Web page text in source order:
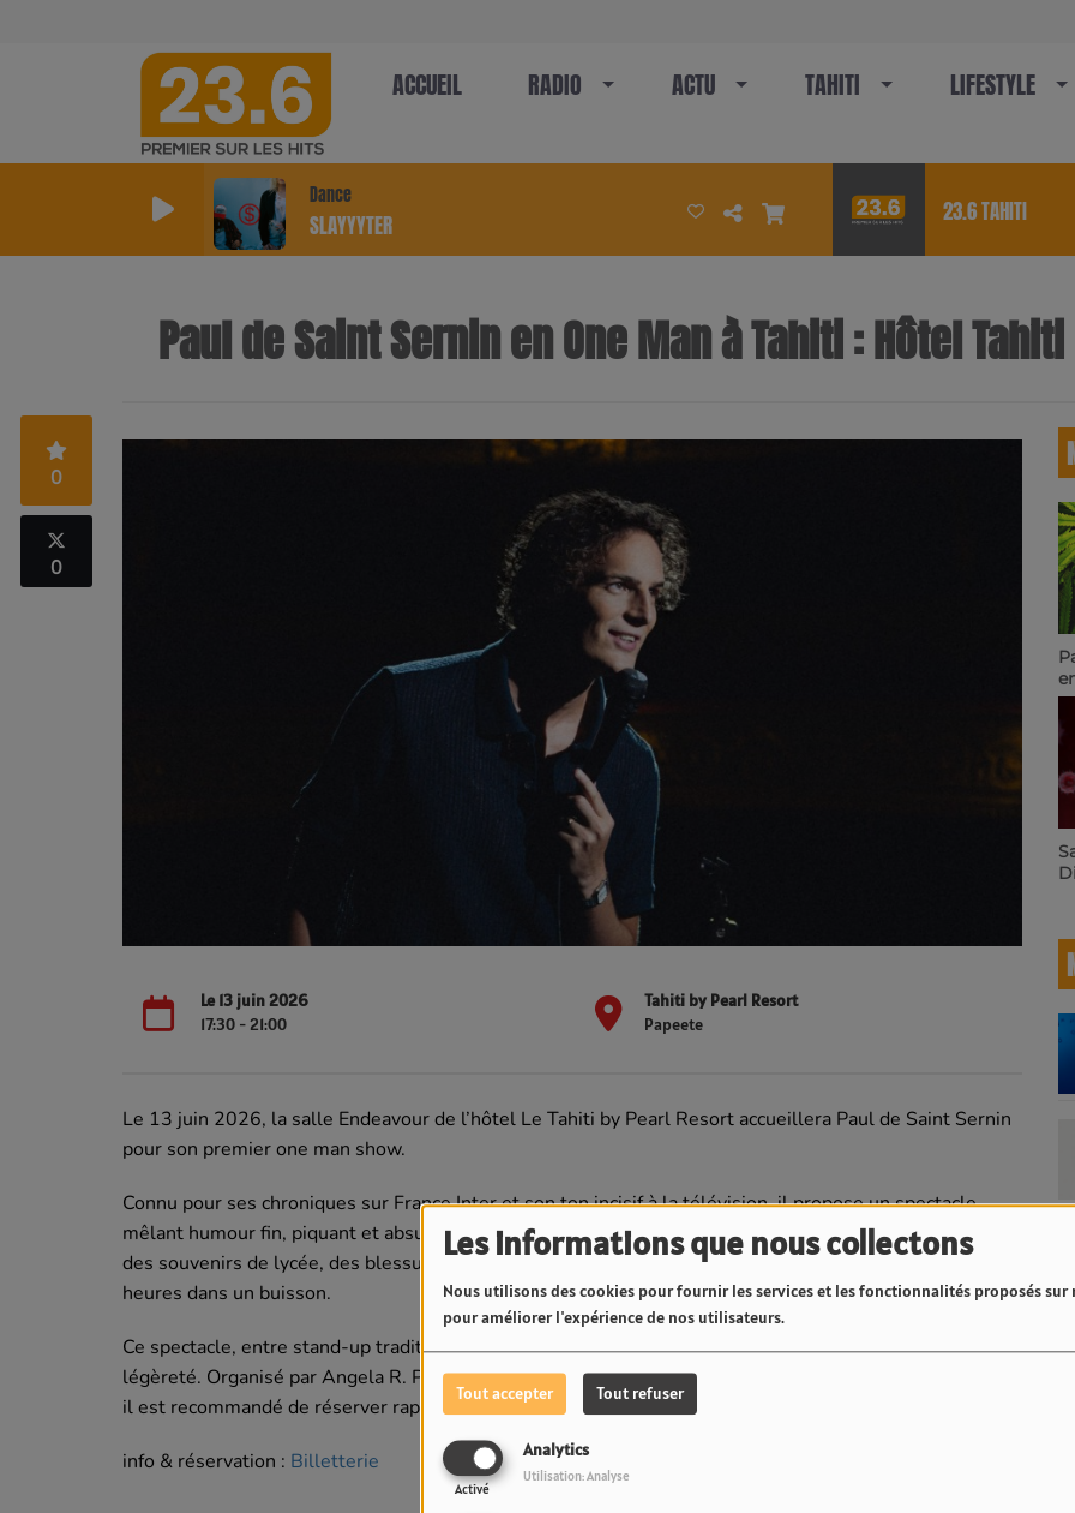
Les informations que nous collectons
Nous utilisons des cookies pour fournir les services et les fonctionnalités proposés sur
pour améliorer l'expérience de nos utilisateurs.
Tout accepter Tout refuser
Analytics
Activé
Utilisation: Analyse
ACCUEIL RADIO ACTU TAHITI LIFESTYLE
Dance
SLAYYYTER 23.6 TAHITI
Paul de Saint Sernin en One Man à Tahiti : Hôtel
0
0
Le 13 juin 2026
17:30 - 21:00
Tahiti by Pearl Resort
Papeete
Le 13 juin 2026, la salle Endeavour de l’hôtel Le Tahiti by Pearl Resort accueillera Paul de Saint Sernin
pour son premier one man show.
Connu pour ses chroniques sur France Inter et son ton incisif à la télévision, il propose un spectacle
mêlant humour fin, piquant et absurde. Il y partage anecdotes personnelles avec autodérision, évoquant
des souvenirs de lycée, des blessures d’amour, ses rendez-vous chez la psy ou encore une fuite de huit
heures dans un buisson.
Ce spectacle, entre stand-up traditionnel et chronique acide, séduit un large public par sa sincérité et sa
légèreté. Organisé par Angela R. Productions, c’est une soirée inédite à Tahiti, avec des places limitées,
il est recommandé de réserver rapidement.
info & réservation : Billetterie
en
23.6